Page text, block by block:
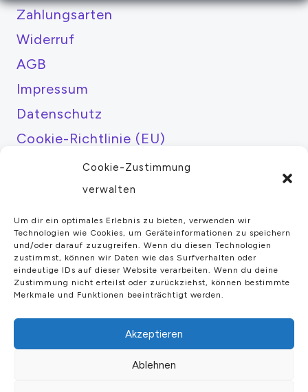
Cookie-Zustimmung
verwalten
Um dir ein optimales Erlebnis zu bieten, verwenden wir
Technologien wie Cookies, um Geräteinformationen zu speichern
und/oder darauf zuzugreifen. Wenn du diesen Technologien
zustimmst, können wir Daten wie das Surfverhalten oder
eindeutige IDs auf dieser Website verarbeiten. Wenn du deine
Zustimmung nicht erteilst oder zurückziehst, können bestimmte
Merkmale und Funktionen beeinträchtigt werden.
Akzeptieren
Ablehnen
Zahlungsarten
Widerruf
AGB
Impressum
Datenschutz
Cookie-Richtlinie (EU)
Über mich
Tutorials
Fotoausrüstung
Kameratests